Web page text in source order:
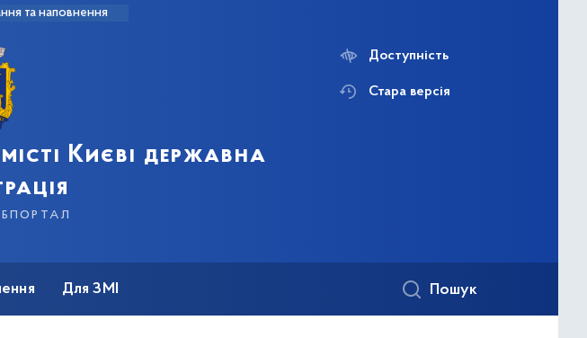
та наповнення
Києві державна
Доступність
Стара версія
Для ЗМІ Пошук